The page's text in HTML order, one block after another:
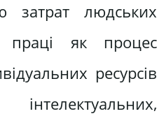
затрат людських
праці як процес
ресурсів